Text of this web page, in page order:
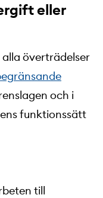
eller
överträdelser
och i
funktionssätt
till